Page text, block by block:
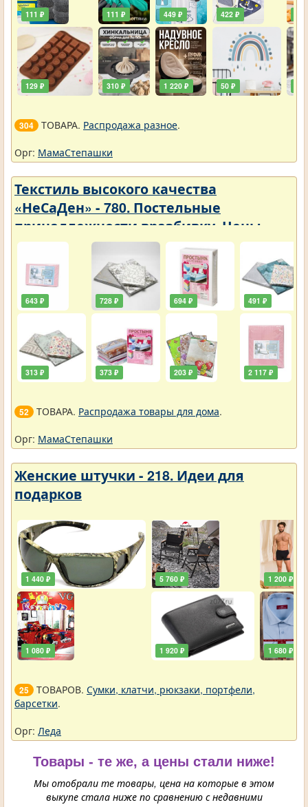
111 ₽
129 ₽
111 ₽
310 ₽
449 ₽
1 220 ₽
422 ₽
50 ₽
304 ТОВАРА. Распродажа разное.
Орг: МамаСтепашки
Текстиль высокого качества
«НеСаДен» - 780. Постельные
принадлежности вразбивку. Цены
упали
643 ₽
313 ₽
728 ₽
373 ₽
694 ₽
203 ₽
491 ₽
2 117 ₽
52 ТОВАРА. Распродажа товары для дома.
Орг: МамаСтепашки
Женские штучки - 218. Идеи для
подарков
1 440 ₽
1 080 ₽
5 760 ₽
1 920 ₽
1 200 ₽
1 680 ₽
25 ТОВАРОВ. Сумки, клатчи, рюкзаки, портфели,
барсетки.
Орг: Леда
Товары - те же, а цены стали ниже!
Мы отобрали те товары, цена на которые в этом
выкупе стала ниже по сравнению с недавними